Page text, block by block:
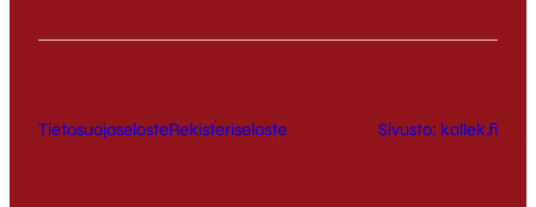
TietosuojaselosteRekisteriseloste Sivusto: kallek.fi